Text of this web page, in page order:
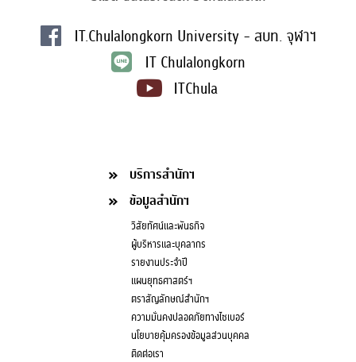
IT.Chulalongkorn University - สบท. จุฬาฯ
IT Chulalongkorn
ITChula
บริการสำนักฯ
ข้อมูลสำนักฯ
วิสัยทัศน์และพันธกิจ
ผู้บริหารและบุคลากร
รายงานประจำปี
แผนยุทธศาสตร์ฯ
ตราสัญลักษณ์สำนักฯ
ความมั่นคงปลอดภัยทางไซเบอร์
นโยบายคุ้มครองข้อมูลส่วนบุคคล
ติดต่อเรา